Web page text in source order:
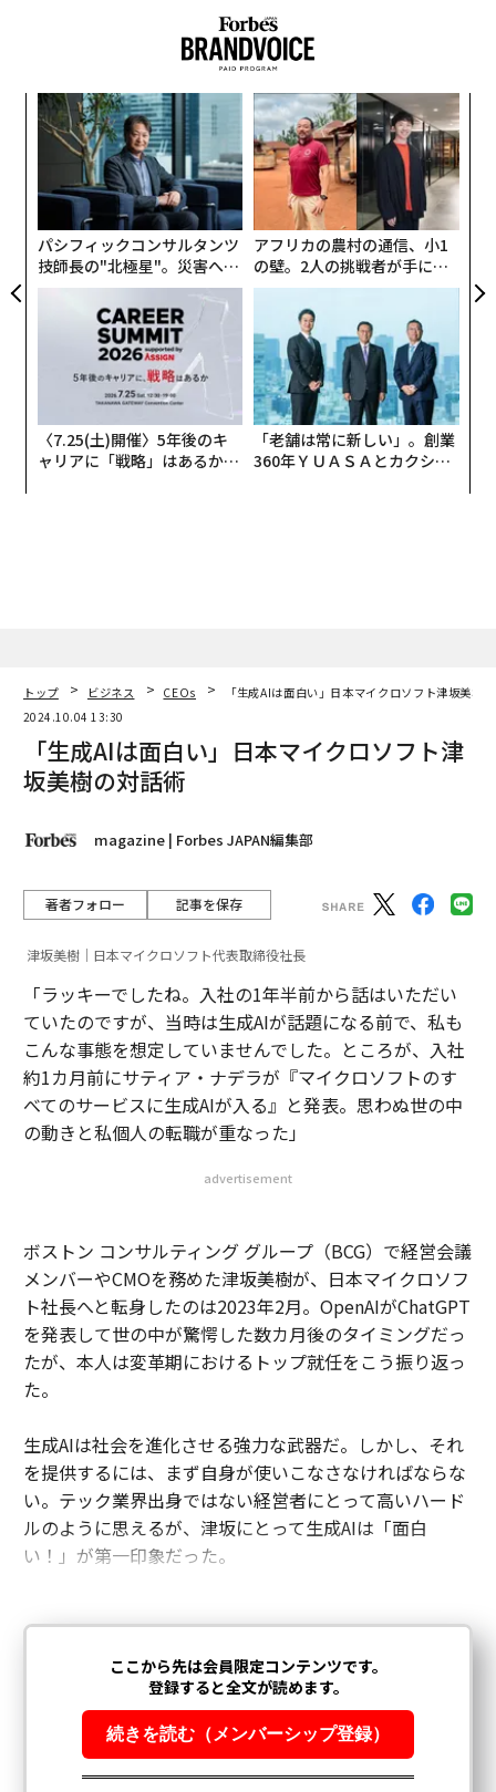
パシフィックコンサルタンツ
技師長の"北極星"。災害への
無力感を乗り越え見つけた、
防災一筋20年の答え
アフリカの農村の通信、小1
の壁。2人の挑戦者が手にし
た「次なる武器」
〈7.25(土)開催〉5年後のキ
ャリアに「戦略」はあるか。
「老舗は常に新しい」。創業
360年ＹＵＡＳＡとカクシン
トップ ビジネス CEOs
「生成AIは面白い」日本マイクロソフト津坂美樹
2024.10.04 13:30
「生成AIは面白い」日本マイクロソフト津
坂美樹の対話術
magazine | Forbes JAPAN編集部
著者フォロー 記事を保存
津坂美樹｜日本マイクロソフト代表取締役社長
「ラッキーでしたね。入社の1年半前から話はいただい
ていたのですが、当時は生成AIが話題になる前で、私も
こんな事態を想定していませんでした。ところが、入社
約1カ月前にサティア・ナデラが『マイクロソフトのす
べてのサービスに生成AIが入る』と発表。思わぬ世の中
の動きと私個人の転職が重なった」
advertisement
ボストン コンサルティング グループ（BCG）で経営会議
メンバーやCMOを務めた津坂美樹が、日本マイクロソフ
ト社長へと転身したのは2023年2月。OpenAIがChatGPT
を発表して世の中が驚愕した数カ月後のタイミングだっ
たが、本人は変革期におけるトップ就任をこう振り返っ
た。
生成AIは社会を進化させる強力な武器だ。しかし、それ
を提供するには、まず自身が使いこなさなければならな
い。テック業界出身ではない経営者にとって高いハード
ルのように思えるが、津坂にとって生成AIは「面白
い！」が第一印象だった。